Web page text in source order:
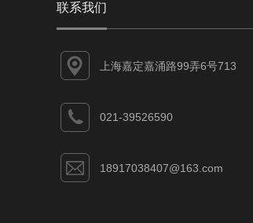
联系我们
上海嘉定嘉涌路99弄6号713
021-39526590
18917038407@163.com